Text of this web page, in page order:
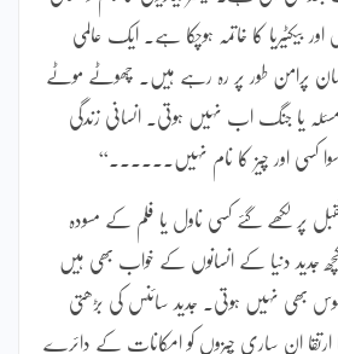
بیکٹیریا کا خاتمہ ہوچکا ہے۔ ایک عالمی
پرامن طور پر رہ رہے ہیں۔ چھوٹے موٹے
یا جنگ اب نہیں ہوتی۔ انسانی زندگی
کسی اور چیز کا نام نہیں۔۔۔۔۔۔“
پر لکھے گئے کسی ناول یا فلم کے مسودہ
جدید دنیا کے انسانوں کے خواب بھی ہیں
بھی نہیں ہوتی۔ جدید سائنس کی بڑھتی
کا ارتقا ان ساری چیزوں کو امکانات کے دائرے